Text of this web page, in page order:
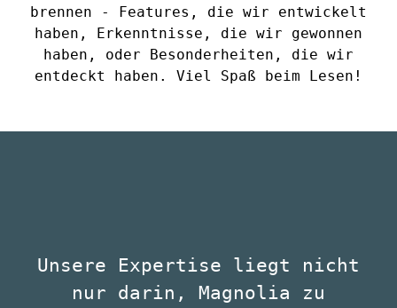
brennen - Features, die wir entwickelt
haben, Erkenntnisse, die wir gewonnen
haben, oder Besonderheiten, die wir
entdeckt haben. Viel Spaß beim Lesen!
Unsere Expertise liegt nicht
nur darin, Magnolia zu